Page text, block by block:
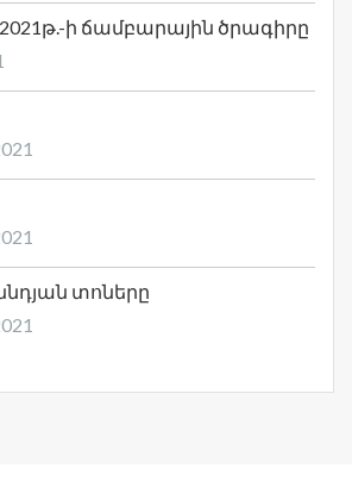
ի ճամբարային ծրագիրը
տոները